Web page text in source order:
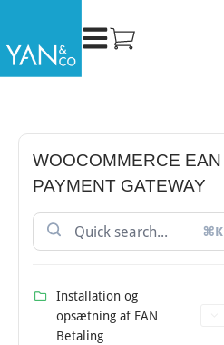
indholdet
WOOCOMMERCE EAN
PAYMENT GATEWAY
⌘K
Installation og
opsætning af EAN
Betaling